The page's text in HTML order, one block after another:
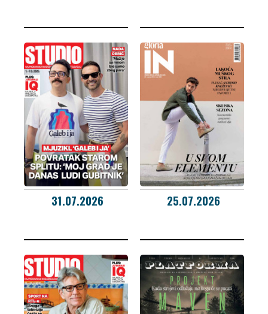
31.07.2026 25.07.2026